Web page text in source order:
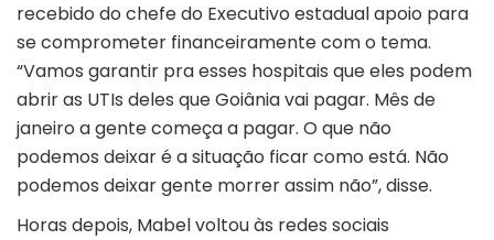
recebido do chefe do Executivo estadual apoio para
se comprometer financeiramente com o tema.
“Vamos garantir pra esses hospitais que eles podem
abrir as UTIs deles que Goiânia vai pagar. Mês de
janeiro a gente começa a pagar. O que não
podemos deixar é a situação ficar como está. Não
podemos deixar gente morrer assim não”, disse.
Horas depois, Mabel voltou às redes sociais